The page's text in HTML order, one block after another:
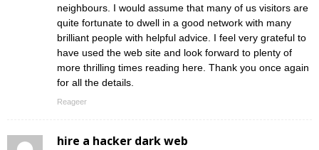
neighbours. I would assume that many of us visitors are
quite fortunate to dwell in a good network with many
brilliant people with helpful advice. I feel very grateful to
have used the web site and look forward to plenty of
more thrilling times reading here. Thank you once again
for all the details.
Reageer
hire a hacker dark web